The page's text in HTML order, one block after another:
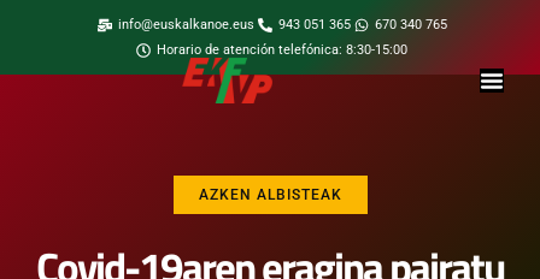
info@euskalkanoe.eus 943 051 365
670 340 765
Horario de atención telefónica: 8:30-15:00
AZKEN ALBISTEAK